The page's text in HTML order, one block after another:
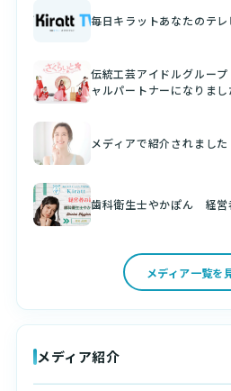
毎日キラットあなたのテ
伝統工芸アイドルグルー
ャルパートナーになりまし
メディアで紹介されました
歯科衛生士やかぽん 経営
メディア一覧を
メディア紹介